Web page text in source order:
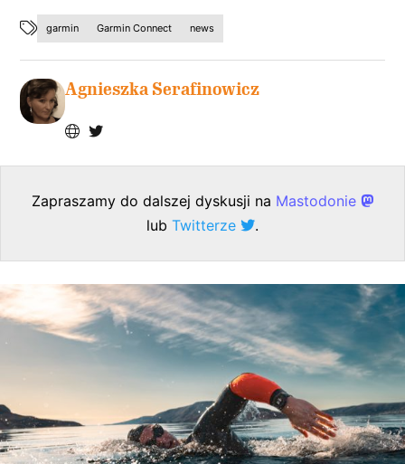
garmin Garmin Connect news
Agnieszka Serafinowicz
Zapraszamy do dalszej dyskusji na Mastodonie
lub Twitterze .